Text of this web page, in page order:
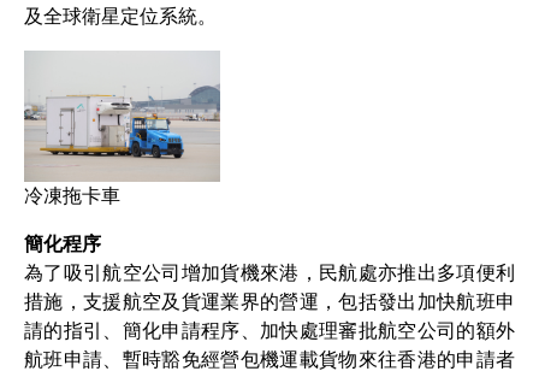
及全球衛星定位系統。
冷凍拖卡車
簡化程序
為了吸引航空公司增加貨機來港，民航處亦推出多項便利
措施，支援航空及貨運業界的營運，包括發出加快航班申
請的指引、簡化申請程序、加快處理審批航空公司的額外
航班申請、暫時豁免經營包機運載貨物來往香港的申請者